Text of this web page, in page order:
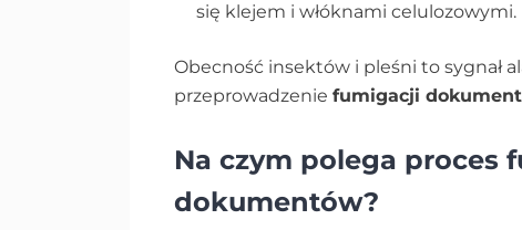
się klejem i włóknami celulozowymi.
Obecność insektów i pleśni to sygnał
przeprowadzenie fumigacji
Na czym polega proces
dokumentów?